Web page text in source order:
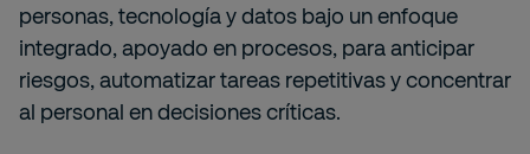
personas, tecnología y datos bajo un enfoque
integrado, apoyado en procesos, para anticipar
riesgos, automatizar tareas repetitivas y concentrar
al personal en decisiones críticas.